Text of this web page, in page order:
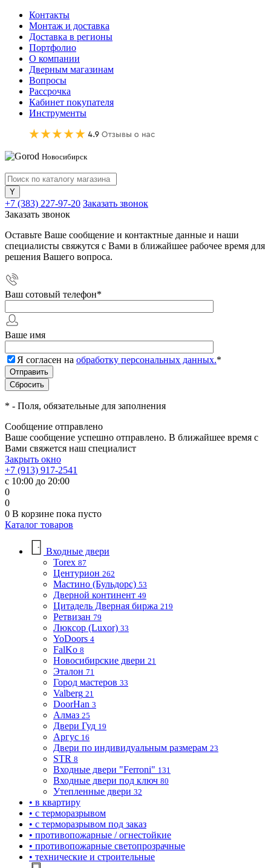
Контакты
Монтаж и доставка
Доставка в регионы
Портфолио
О компании
Дверным магазинам
Вопросы
Рассрочка
Кабинет покупателя
Инструменты
Новосибирск
+7 (383) 227-97-20 Заказать звонок
Заказать звонок
Оставьте Ваше сообщение и контактные данные и наши
специалисты свяжутся с Вами в ближайшее рабочее время для
решения Вашего вопроса.
Ваш сотовый телефон*
Ваше имя
Я согласен на обработку персональных данных.*
* - Поля, обязательные для заполнения
Сообщение отправлено
Ваше сообщение успешно отправлено. В ближайшее время с
Вами свяжется наш специалист
Закрыть окно
+7 (913) 917-2541
с 10:00 до 20:00
0
0
0 В корзине пока пусто
Каталог товаров
Входные двери
Torex 87
Центурион 262
Мастино (Бульдорс) 53
Дверной континент 49
Цитадель Дверная биржа 219
Ретвизан 79
Люксор (Luxor) 33
YoDoors 4
FalKo 8
Новосибирские двери 21
Эталон 71
Город мастеров 33
Valberg 21
DoorHan 3
Алмаз 25
Двери Гуд 19
Аргус 16
Двери по индивидуальным размерам 23
STR 8
Входные двери "Ferroni" 131
Входные двери под ключ 80
Утепленные двери 32
• в квартиру
• с терморазрывом
• с терморазрывом под заказ
• противопожарные / огнестойкие
• противопожарные светопрозрачные
• технические и строительные